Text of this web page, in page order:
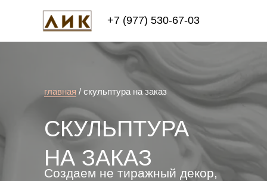
+7 (977) 530-67-03
СКУЛЬПТУРА
НА ЗАКАЗ
главная / скульптура на заказ
Создаем не тиражный декор,